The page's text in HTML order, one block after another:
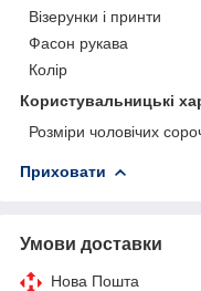
Візерунки і принти
Фасон рукава
Колір
Користувальницькі
Розміри чоловічих
Приховати
Умови доставки
Нова Пошта